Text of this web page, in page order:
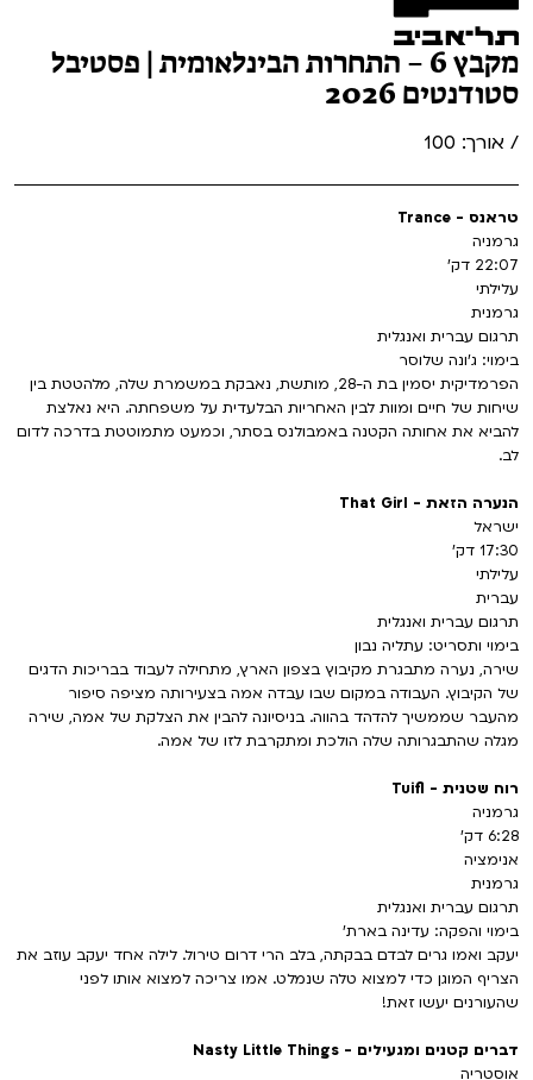
מקבץ 6 – התחרות הבינלאומית | פסטיבל
סטודנטים 2026
/ אורך: 100
טראנס - Trance
גרמניה
22:07 דק'
עלילתי
גרמנית
תרגום עברית ואנגלית
בימוי: ג'ונה שלוסר
הפרמדיקית יסמין בת ה-28, מותשת, נאבקת במשמרת שלה, מלהטטת בין
שיחות של חיים ומוות לבין האחריות הבלעדית על משפחתה. היא נאלצת
להביא את אחותה הקטנה באמבולנס בסתר, וכמעט מתמוטטת בדרכה לדום
לב.
הנערה הזאת - That Girl
ישראל
17:30 דק'
עלילתי
עברית
תרגום עברית ואנגלית
בימוי ותסריט: עתליה נבון
שירה, נערה מתבגרת מקיבוץ בצפון הארץ, מתחילה לעבוד בבריכות הדגים
של הקיבוץ. העבודה במקום שבו עבדה אמה בצעירותה מציפה סיפור
מהעבר שממשיך להדהד בהווה. בניסיונה להבין את הצלקת של אמה, שירה
מגלה שהתבגרותה שלה הולכת ומתקרבת לזו של אמה.
רוח שטנית - Tuifl
גרמניה
6:28 דק'
אנימציה
גרמנית
תרגום עברית ואנגלית
בימוי והפקה: עדינה בארת'
יעקב ואמו גרים לבדם בבקתה, בלב הרי דרום טירול. לילה אחד יעקב עוזב את
הצריף המוגן כדי למצוא טלה שנמלט. אמו צריכה למצוא אותו לפני
שהעורנים יעשו זאת!
דברים קטנים ומגעילים - Nasty Little Things
אוסטריה